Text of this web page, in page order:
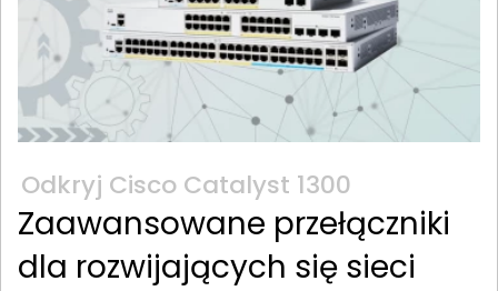
Odkryj Cisco Catalyst 1300
Zaawansowane przełączniki
dla rozwijających się sieci